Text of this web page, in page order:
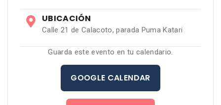
UBICACIÓN
Calle 21 de Calacoto, parada Puma Katari
Guarda este evento en tu calendario.
GOOGLE CALENDAR